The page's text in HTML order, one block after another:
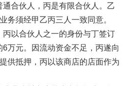
合伙人，丙是有限合伙人。乙
务须经甲乙丙三人一致同意。
以合伙人之一的身份与丁签订
万元。因流动资金不足，丙遂向
供抵押，丙以该商店的店面作为